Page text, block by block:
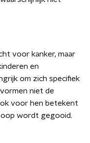
voor kanker, maar
en
om zich specifiek
niet de
voor hen betekent
wordt gegooid.